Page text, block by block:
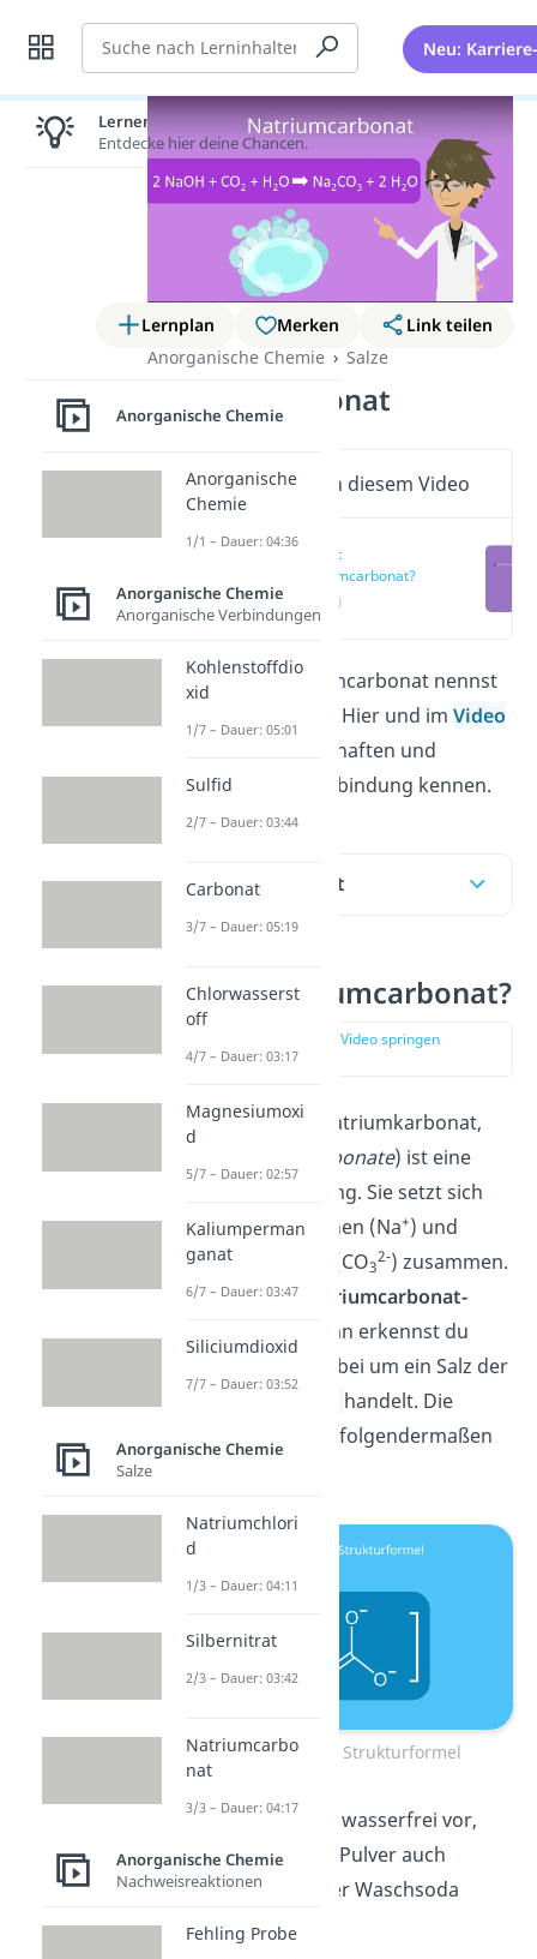
Suche Neu:
Lernplan Merken
Link teilen
Anorganische Chemie
Salze
Natriumcarbonat
Wichtige Inhalte in diesem Video
Was ist
Natriumcarbonat?
(00:12)
Wasserfreies Natriumcarbonat nennst
du auch reines Soda. Hier und im Video
lernst du die Eigenschaften und
Verwendung der Verbindung kennen.
Inhaltsübersicht
Was ist Natriumcarbonat?
zur Stelle im Video springen
(00:12)
Natriumcarbonat (Natriumkarbonat,
sodium carbonate) ist eine
chemische Verbindung. Sie setzt sich
aus zwei Natrium-Ionen (Na+) und
einem Carbonat-Ion (CO3
2-) zusammen.
Daher lautet dieNatriumcarbonat-
3
. Daran erkennst du
auch, dass es sich dabei um ein Salz der
Kohlensäure (H
handelt. Die
Strukturformel sieht folgendermaßen
aus:
Natriumcarbonat Strukturformel
Liegt die Verbindung wasserfrei vor,
kannst du das weiße Pulver auch
kalziniertesSoda
oder Waschsoda
nennen.
Lernen lohnt sich!
Entdecke hier deine Chancen.
Anorganische Chemie
Anorganische
Chemie
1/1 – Dauer: 04:36
Anorganische Chemie
Anorganische Verbindungen
Kohlenstoffdio
xid
1/7 – Dauer: 05:01
Sulfid
2/7 – Dauer: 03:44
Carbonat
3/7 – Dauer: 05:19
Chlorwasserst
off
4/7 – Dauer: 03:17
Magnesiumoxi
d
5/7 – Dauer: 02:57
Kaliumperman
ganat
6/7 – Dauer: 03:47
Siliciumdioxid
7/7 – Dauer: 03:52
Anorganische Chemie
Salze
Natriumchlori
d
1/3 – Dauer: 04:11
Silbernitrat
2/3 – Dauer: 03:42
Natriumcarbo
nat
3/3 – Dauer: 04:17
Anorganische Chemie
Nachweisreaktionen
Fehling Probe